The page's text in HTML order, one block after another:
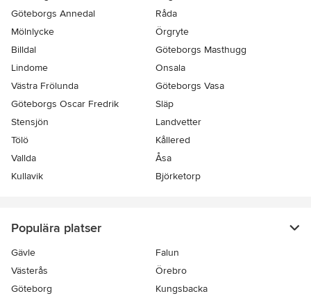
Göteborgs Annedal
Råda
Mölnlycke
Örgryte
Billdal
Göteborgs Masthugg
Lindome
Onsala
Västra Frölunda
Göteborgs Vasa
Göteborgs Oscar Fredrik
Släp
Stensjön
Landvetter
Tölö
Kållered
Vallda
Åsa
Kullavik
Björketorp
Populära platser
Gävle
Falun
Västerås
Örebro
Göteborg
Kungsbacka